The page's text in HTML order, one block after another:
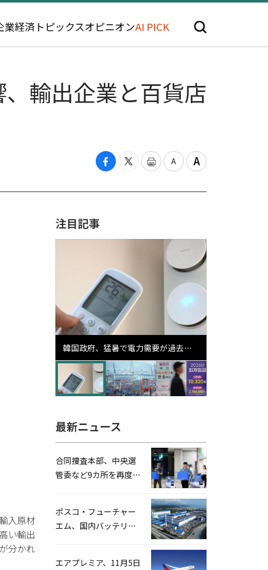
業経済 トピックスオピニオンAI PICK
輸出企業と百貨店
入原材
い輸出
分かれ
注目記事
韓国政府、猛暑で電力需要が過去最
高更新の可能性に需給対応体制を点
検
最新ニュース
合同捜査本部、中央選
管委など9カ所を再度家
ポスコ・フューチャー
エム、国内バッテリー
エアプレミア、11月5日